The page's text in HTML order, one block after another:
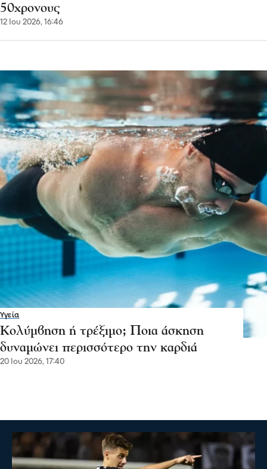
50χρονους
12 Ιου 2026, 16:46
Υγεία
Κολύμβηση ή τρέξιμο; Ποια άσκηση
δυναμώνει περισσότερο την καρδιά
20 Ιου 2026, 17:40